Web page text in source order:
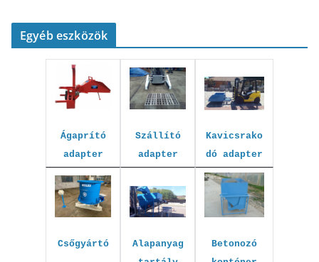
Egyéb eszközök
Ágaprító
adapter
Szállító
adapter
Kavicsrako
dó adapter
Csőgyártó
Alapanyag
Betonozó